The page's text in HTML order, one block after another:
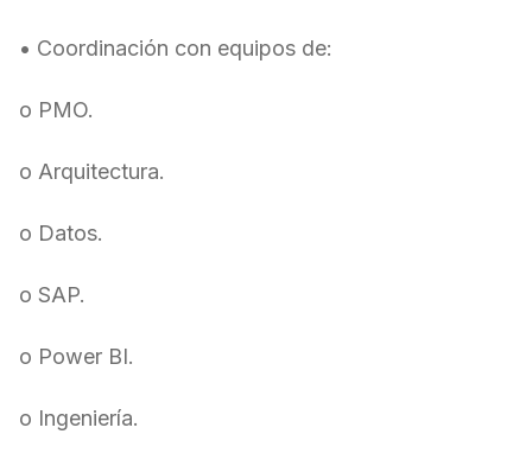
• Coordinación con equipos de:
o PMO.
o Arquitectura.
o Datos.
o SAP.
o Power BI.
o Ingeniería.